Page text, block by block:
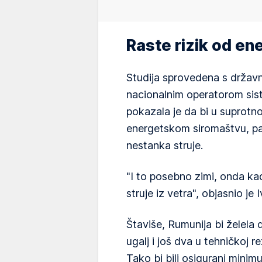
Raste rizik od
Studija sprovedena s
nacionalnim operatorom
pokazala je da bi u
energetskom siromaštvu,
nestanka struje.
"I to posebno zimi, onda
struje iz vetra", objasnio je
Štaviše, Rumunija bi želela
ugalj i još dva u tehničkoj
Tako bi bili osigurani